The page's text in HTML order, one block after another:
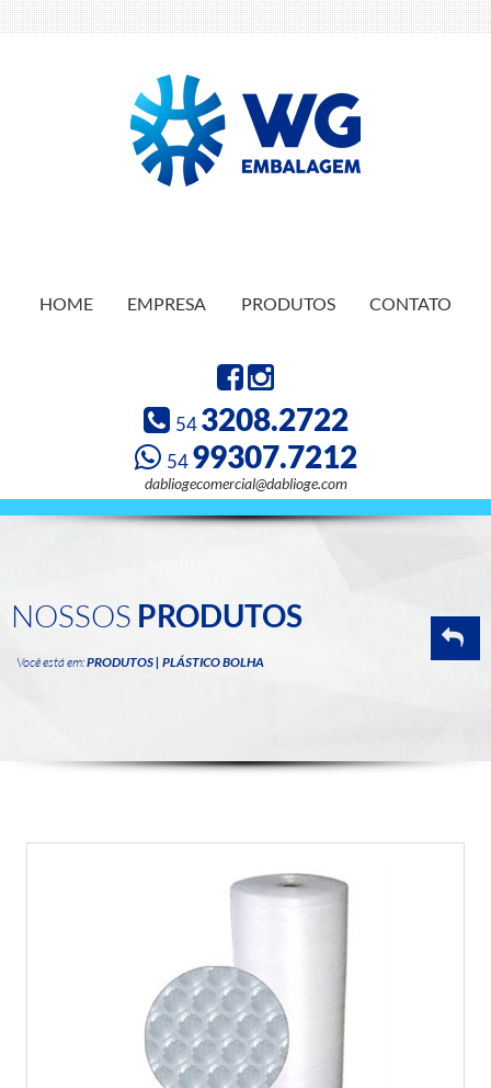
HOME EMPRESA PRODUTOS CONTATO
543208.2722
5499307.7212
dabliogecomercial@dablioge.com
NOSSOS PRODUTOS
Você está em:PRODUTOS | PLÁSTICO BOLHA